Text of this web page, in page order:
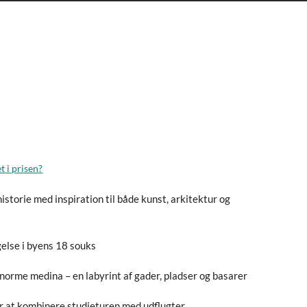
i prisen?
med inspiration til både kunst, arkitektur og
i byens 18 souks
medina – en labyrint af gader, pladser og basarer